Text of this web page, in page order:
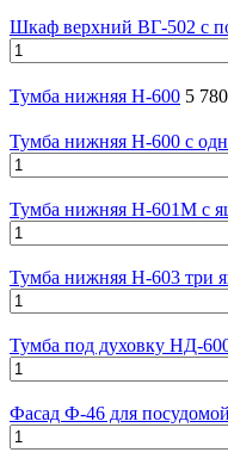
Шкаф верхний ВГ-502 с
Тумба нижняя Н-600 5
Тумба нижняя Н-600 с
Тумба нижняя Н-601М с
Тумба нижняя Н-603 три
Тумба под духовку НД-
Фасад Ф-46 для